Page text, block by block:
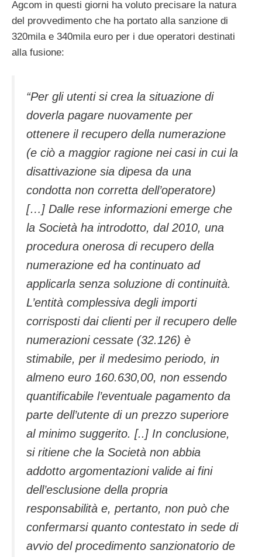
Agcom in questi giorni ha voluto precisare la natura
del provvedimento che ha portato alla sanzione di
320mila e 340mila euro per i due operatori destinati
alla fusione:
“Per gli utenti si crea la situazione di
doverla pagare nuovamente per
ottenere il recupero della numerazione
(e ciò a maggior ragione nei casi in cui la
disattivazione sia dipesa da una
condotta non corretta dell’operatore)
[…] Dalle rese informazioni emerge che
la Società ha introdotto, dal 2010, una
procedura onerosa di recupero della
numerazione ed ha continuato ad
applicarla senza soluzione di continuità.
L’entità complessiva degli importi
corrisposti dai clienti per il recupero delle
numerazioni cessate (32.126) è
stimabile, per il medesimo periodo, in
almeno euro 160.630,00, non essendo
quantificabile l’eventuale pagamento da
parte dell’utente di un prezzo superiore
al minimo suggerito. [..] In conclusione,
si ritiene che la Società non abbia
addotto argomentazioni valide ai fini
dell’esclusione della propria
responsabilità e, pertanto, non può che
confermarsi quanto contestato in sede di
avvio del procedimento sanzionatorio de